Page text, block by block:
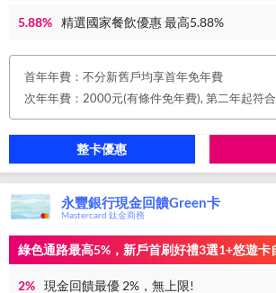
5.88% 精選國家餐飲優惠 最高5.88%
首年年費：不分新舊戶均享首年免年費
整卡優惠
永豐銀行現金回饋Green卡
Mastercard 鈦金商務
綠色通路最高5%，新戶首刷好禮3選1+悠遊卡
2% 現金回饋最優 2%，無上限!